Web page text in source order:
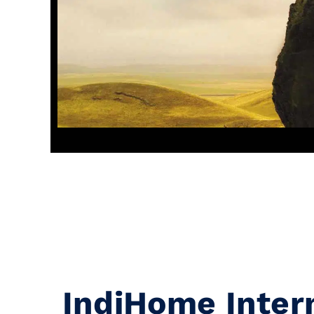
IndiHome